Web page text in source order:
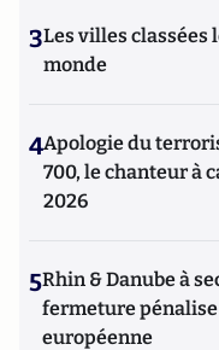
3Les villes classées
monde
4Apologie du
700, le chanteur à
2026
5Rhin & Danube à
fermeture
européenne